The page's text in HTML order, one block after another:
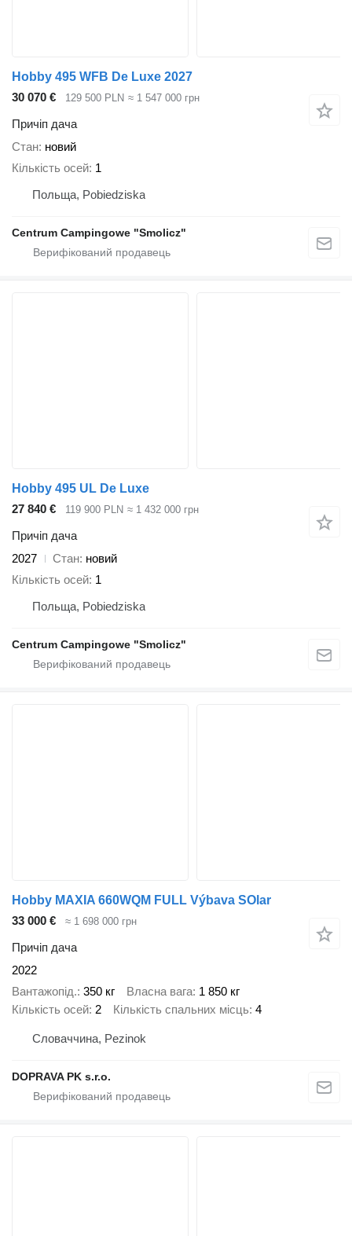
Hobby 495 WFB De Luxe 2027
30 070 €
129 500 PLN ≈ 1 547 000 грн
Причіп дача
Стан новий
Кількість осей 1
Польща, Pobiedziska
Centrum Campingowe "Smolicz"
Hobby 495 UL De Luxe
27 840 €
119 900 PLN ≈ 1 432 000 грн
Причіп дача
2027
Стан новий
Кількість осей 1
Польща, Pobiedziska
Centrum Campingowe "Smolicz"
Hobby MAXIA 660WQM FULL Výbava SOlar
33 000 €
≈ 1 698 000 грн
Причіп дача
2022
Вантажопід. 350 кг Власна вага 1 850 кг
Кількість осей 2 Кількість спальних місць 4
Словаччина, Pezinok
DOPRAVA PK s.r.o.